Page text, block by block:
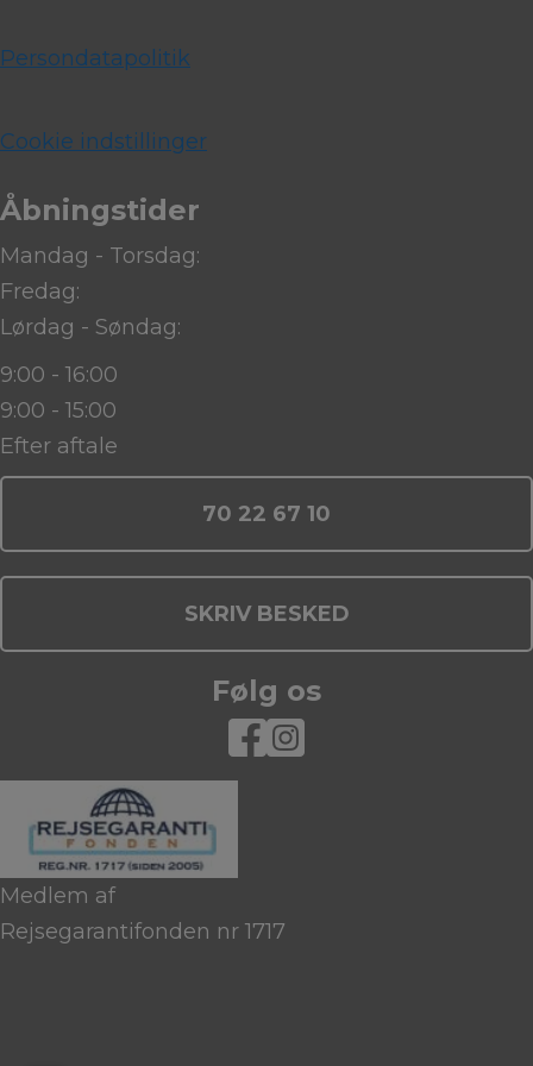
Persondatapolitik
Cookie indstillinger
Åbningstider
Mandag - Torsdag:
Fredag:
Lørdag - Søndag:
9:00 - 16:00
9:00 - 15:00
Efter aftale
70 22 67 10
SKRIV BESKED
Følg os
Medlem af
Rejsegarantifonden nr 1717